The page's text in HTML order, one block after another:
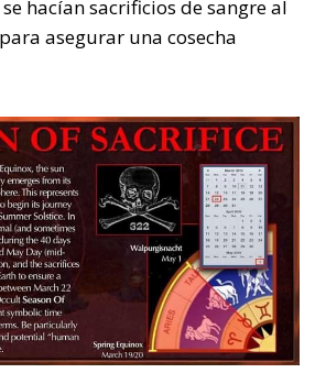
hacían sacrificios de sangre al
asegurar una cosecha